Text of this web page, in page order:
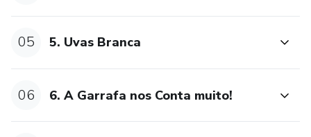
05 5. Uvas Branca
06 6. A Garrafa nos Conta muito!